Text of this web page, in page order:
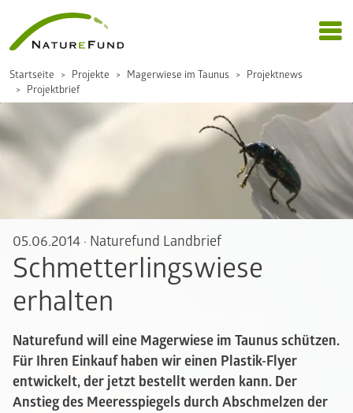
Startseite Projekte Magerwiese im Taunus
Projektnews
Projektbrief
05.06.2014 · Naturefund Landbrief
Schmetterlingswiese
erhalten
Naturefund will eine Magerwiese im Taunus schützen.
Für Ihren Einkauf haben wir einen Plastik-Flyer
entwickelt, der jetzt bestellt werden kann. Der
Anstieg des Meeresspiegels durch Abschmelzen der